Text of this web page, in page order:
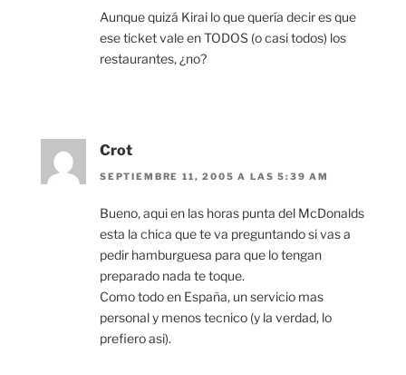
Aunque quizá Kirai lo que quería decir es que
ese ticket vale en TODOS (o casi todos) los
restaurantes, ¿no?
Crot
SEPTIEMBRE 11, 2005 A LAS 5:39 AM
Bueno, aqui en las horas punta del McDonalds
esta la chica que te va preguntando si vas a
pedir hamburguesa para que lo tengan
preparado nada te toque.
Como todo en España, un servicio mas
personal y menos tecnico (y la verdad, lo
prefiero asi).